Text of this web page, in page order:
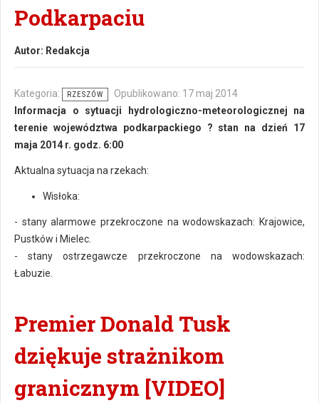
Podkarpaciu
Autor: Redakcja
Kategoria: RZESZÓW
Opublikowano: 17 maj 2014
Informacja o sytuacji hydrologiczno-meteorologicznej na
terenie województwa podkarpackiego ? stan na dzień 17
maja 2014 r. godz. 6:00
Aktualna sytuacja na rzekach:
Wisłoka:
- stany alarmowe przekroczone na wodowskazach: Krajowice,
Pustków i Mielec.
- stany ostrzegawcze przekroczone na wodowskazach:
Łabuzie.
Premier Donald Tusk
dziękuje strażnikom
granicznym [VIDEO]